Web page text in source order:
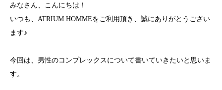
みなさん、こんにちは！
いつも、ATRIUM HOMMEをご利用頂き、誠にありがとうござい
ます♪
今回は、男性のコンプレックスについて書いていきたいと思いま
す。